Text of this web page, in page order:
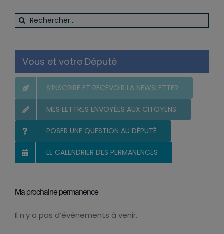
Rechercher:
Vous et votre Député
S’INSCRIRE ET RECEVOIR LA NEWSLETTER
MES LETTRES ENVOYÉES AUX CITOYENS
POSER UNE QUESTION AU DÉPUTÉ
LE CALENDRIER DES PERMANENCES
Ma prochaine permanence
Notice
Il n’y a pas d’évènements à venir.